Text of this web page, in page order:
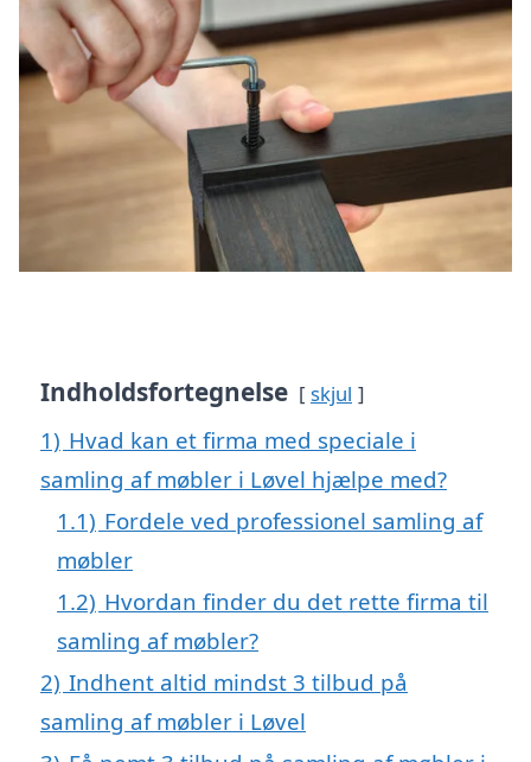
Indholdsfortegnelse skjul
1) Hvad kan et firma med speciale i
samling af møbler i Løvel hjælpe med?
1.1) Fordele ved professionel samling af
møbler
1.2) Hvordan finder du det rette firma til
samling af møbler?
2) Indhent altid mindst 3 tilbud på
samling af møbler i Løvel